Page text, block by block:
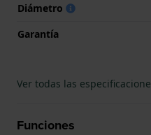
Diámetro
Garantía
Ver todas las
Funciones